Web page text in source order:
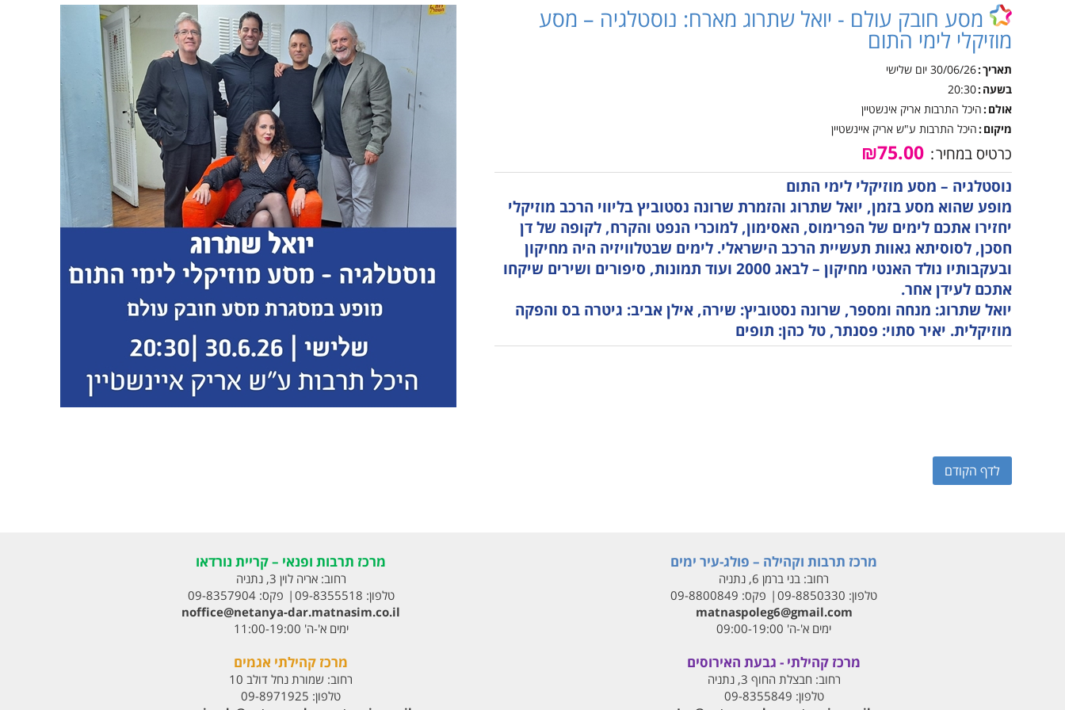
אינטראקטיבית קייטנות
קיץ
נהלי הרשמה לקייטנות
הקיץ
נגישות והשתלבות
טכנולוגיה
מבוגרים
למידה
נגישות והשתלבות
מסע חובק עולם - יואל שתרוג מארח: נוסטלגיה – מסע
מוזיקלי לימי התום
תאריך 30/06/26 יום שלישי
בשעה 20:30
אולם היכל התרבות אריק אינשטיין
מיקום היכל התרבות ע"ש אריק איינשטיין
כרטיס במחיר ₪75.00
נוסטלגיה – מסע מוזיקלי לימי התום
מופע שהוא מסע בזמן, יואל שתרוג והזמרת שרונה נסטוביץ בליווי הרכב מוזיקלי
יחזירו אתכם לימים של הפרימוס, האסימון, למוכרי הנפט והקרח, לקופה של דן
חסכן, לסוסיתא גאוות תעשיית הרכב הישראלי. לימים שבטלוויזיה היה מחיקון
ובעקבותיו נולד האנטי מחיקון – לבאג 2000 ועוד תמונות, סיפורים ושירים שיקחו
אתכם לעידן אחר.
יואל שתרוג: מנחה ומספר, שרונה נסטוביץ: שירה, אילן אביב: גיטרה בס והפקה
מוזיקלית. יאיר סתוי: פסנתר, טל כהן: תופים
לדף הקודם
מרכז תרבות וקהילה – פולג-עיר ימים
רחוב: בני ברמן 6, נתניה
טלפון: 09-8850330 פקס: 09-8800849
matnaspoleg6@gmail.com
ימים א'-ה' 09:00-19:00
מרכז תרבות ופנאי – קריית נורדאו
רחוב:אריה לוין 3, נתניה
טלפון: 09-8355518 פקס:09-8357904
noffice@netanya-dar.matnasim.co.il
ימים א'-ה' 11:00-19:00
מרכז קהילתי - גבעת האירוסים
רחוב: חבצלת החוף 3, נתניה
טלפון: 09-8355849
מרכז קהילתי אגמים
רחוב: שמורת נחל דולב 10
טלפון: 09-8971925